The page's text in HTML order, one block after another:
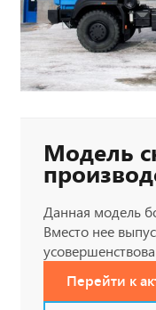
Модель
Данная модель
Вместо нее
Перейти к